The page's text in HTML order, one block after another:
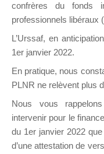
confrères du fonds
professionnels libéraux
L’Urssaf, en
1er janvier 2022.
En pratique, nous
PLNR ne relèvent plus
Nous vous
intervenir pour le
du 1er janvier 2022
d’une attestation de